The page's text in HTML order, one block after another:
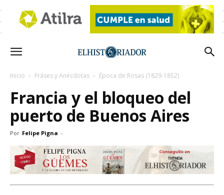
Inicio Fráses y Anécdotas Época de Rosas (1829-1852)
Francia y el bloqueo del
puerto de Buenos Aires
Por Felipe Pigna -